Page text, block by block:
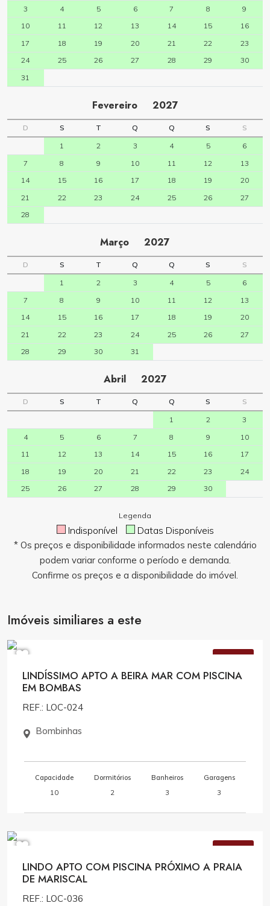
3
4 5 6 7 8
9
10
11 12 13 14 15
16
17
18 19 20 21 22
23
24
25 26 27 28 29
30
31
Fevereiro 2027
D S T Q Q S
S
1
2 3 4 5
6
7
8 9 10 11 12
13
14
15 16 17 18 19
20
21
22 23 24 25 26
27
28
Março 2027
D S T Q Q S
S
1
2 3 4 5
6
7
8 9 10 11 12
13
14
15 16 17 18 19
20
21
22 23 24 25 26
27
28
29 30 31
Abril 2027
D S T Q Q S
S
1
2
3
4
5 6 7 8 9
10
11
12 13 14 15 16
17
18
19 20 21 22 23
24
25
26 27 28 29 30
Legenda
Indisponível Datas Disponíveis
* Os preços e disponibilidade informados neste calendário
podem variar conforme o período e demanda.
Confirme os preços e a disponibilidade do imóvel.
Imóveis similiares a este
VENDA
LINDÍSSIMO APTO A BEIRA MAR COM PISCINA
EM BOMBAS
REF.: LOC-024
Bombinhas
Capacidade
10
Dormitórios
2
Banheiros
3
Garagens
3
VENDA
LINDO APTO COM PISCINA PRÓXIMO A PRAIA
DE MARISCAL
REF.: LOC-036